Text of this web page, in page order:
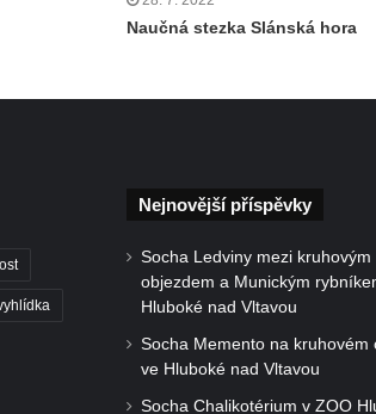
Naučná stezka Slánská hora
Nejnovější příspěvky
Socha Ledviny mezi kruhovým
objezdem a Munickým
Hluboké nad Vltavou
Socha Memento na kruhovém
ve Hluboké nad Vltavou
Socha Chalikotérium v ZOO